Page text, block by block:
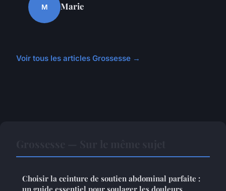
M Marie
Voir tous les articles Grossesse →
Choisir la ceinture de soutien abdominal parfaite :